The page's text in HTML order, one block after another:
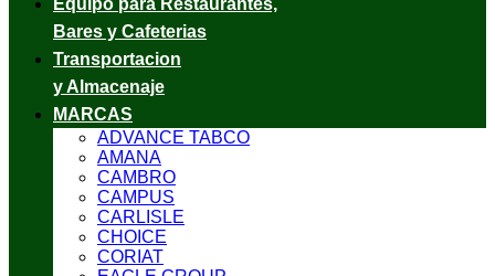
Equipo para Restaurantes,
Bares y Cafeterias
Transportacion
y Almacenaje
MARCAS
ADVANCE TABCO
AMANA
CAMBRO
CAMPUS
CARLISLE
CHOICE
CORIAT